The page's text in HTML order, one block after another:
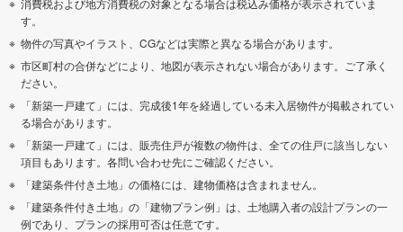
す。
物件の写真やイラスト、CGなどは実際と異なる場合があります。
市区町村の合併などにより、地図が表示されない場合があります。ご了承く
ださい。
「新築一戸建て」には、完成後1年を経過している未入居物件が掲載されてい
る場合があります。
「新築一戸建て」には、販売住戸が複数の物件は、全ての住戸に該当しない
項目もあります。各問い合わせ先にご確認ください。
「建築条件付き土地」の価格には、建物価格は含まれません。
「建築条件付き土地」の「建物プラン例」は、土地購入者の設計プランの一
例であり、プランの採用可否は任意です。